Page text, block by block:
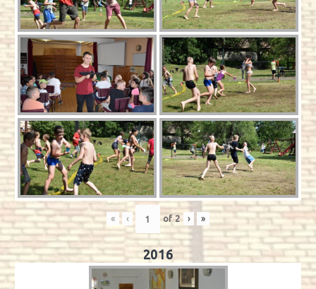
« ‹ of2 › »
2016